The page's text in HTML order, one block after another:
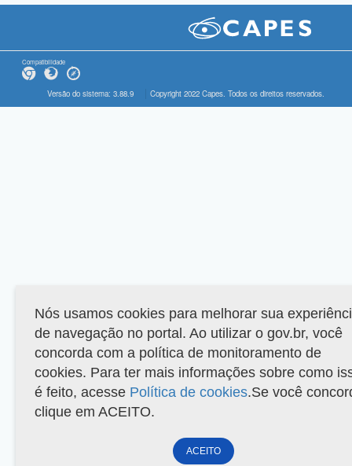
Compatibilidade
Versão do sistema: 3.88.9 Copyright 2022 Capes. Todos os direitos reservados.
Nós usamos cookies para melhorar sua
de navegação no portal. Ao utilizar o gov.br, você
concorda com a política de monitoramento de
cookies. Para ter mais informações sobre como
é feito, acesse Política de cookies.Se você
clique em ACEITO.
ACEITO